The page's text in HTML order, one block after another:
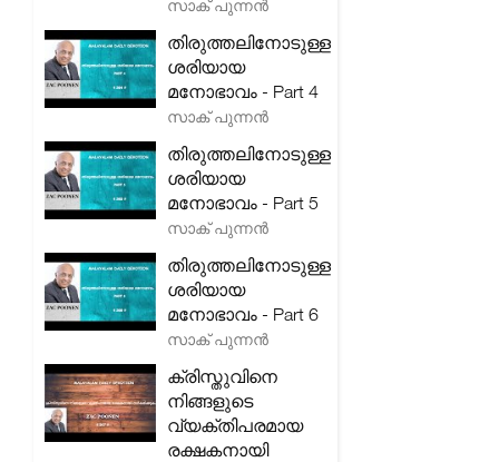
സാക് പുന്നൻ
തിരുത്തലിനോടുള്ള
ശരിയായ
മനോഭാവം - Part 4
സാക് പുന്നൻ
തിരുത്തലിനോടുള്ള
ശരിയായ
മനോഭാവം - Part 5
സാക് പുന്നൻ
തിരുത്തലിനോടുള്ള
ശരിയായ
മനോഭാവം - Part 6
സാക് പുന്നൻ
ക്രിസ്തുവിനെ
നിങ്ങളുടെ
വ്യക്തിപരമായ
രക്ഷകനായി